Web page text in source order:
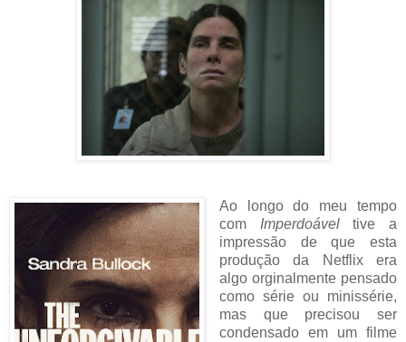
Ao longo do meu tempo
com Imperdoáveltive a
impressão de que esta
produção da Netflix era
algo orginalmente pensado
como série ou minissérie,
mas que precisou ser
condensado em um filme